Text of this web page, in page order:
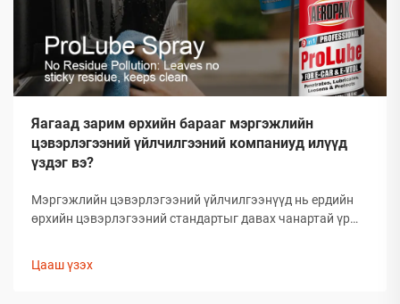
Яагаад зарим өрхийн барааг мэргэжлийн
цэвэрлэгээний үйлчилгээний компаниуд илүүд
үздэг вэ?
Мэргэжлийн цэвэрлэгээний үйлчилгээнүүд нь ердийн
өрхийн цэвэрлэгээний стандартыг давах чанартай үр
туршлагаар баталгаажсан, өөрсдийн үр дүнтэй байдлыг
Цааш үзэх